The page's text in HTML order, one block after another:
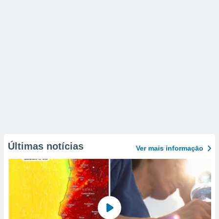
Últimas notícias Ver mais informaçāo